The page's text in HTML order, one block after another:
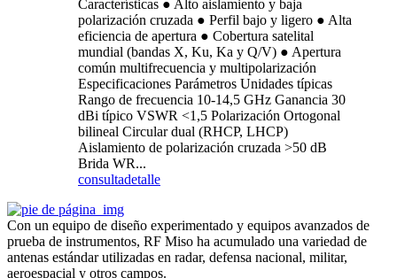
Características ● Alto aislamiento y baja
polarización cruzada ● Perfil bajo y ligero ● Alta
eficiencia de apertura ● Cobertura satelital
mundial (bandas X, Ku, Ka y Q/V) ● Apertura
común multifrecuencia y multipolarización
Especificaciones Parámetros Unidades típicas
Rango de frecuencia 10-14,5 GHz Ganancia 30
dBi típico VSWR <1,5 Polarización Ortogonal
bilineal Circular dual (RHCP, LHCP)
Aislamiento de polarización cruzada >50 dB
Brida WR...
consultadetalle
Con un equipo de diseño experimentado y equipos avanzados de
prueba de instrumentos, RF Miso ha acumulado una variedad de
antenas estándar utilizadas en radar, defensa nacional, militar,
aeroespacial y otros campos.